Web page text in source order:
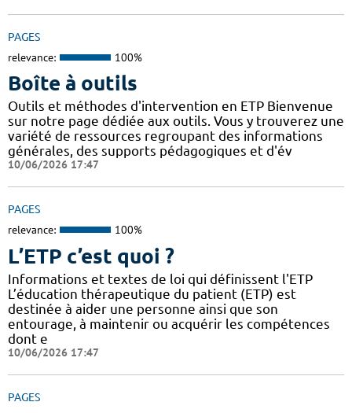
PAGES
relevance: 100%
Boîte à outils
Outils et méthodes d'intervention en ETP Bienvenue
sur notre page dédiée aux outils. Vous y trouverez une
variété de ressources regroupant des informations
générales, des supports pédagogiques et d'év
10/06/2026 17:47
PAGES
relevance: 100%
L’ETP c’est quoi ?
Informations et textes de loi qui définissent l'ETP
L’éducation thérapeutique du patient (ETP) est
destinée à aider une personne ainsi que son
entourage, à maintenir ou acquérir les compétences
dont e
10/06/2026 17:47
PAGES